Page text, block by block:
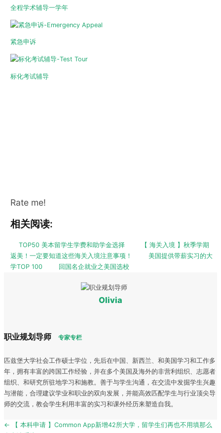
全程学术辅导一学年
紧急申诉
标化考试辅导
Rate me!
相关阅读:
TOP50 美本留学生学费和助学金选择
【 海关入境 】秋季学期
返美！一定要知道这些海关入境注意事项！
美国提供带薪实习的大
学TOP 100
回国名企就业之美国选校
Olivia
职业规划导师 专家专栏
匹兹堡大学社会工作硕士学位，先后在中国、新西兰、和美国学习和工作多
年，拥有丰富的跨国工作经验，并在多个美国及海外的非营利组织、志愿者
组织、和研究所驻地学习和施教。善于与学生沟通，在交流中发掘学生兴趣
与潜能，合理建议学业和职业的双向发展，并能高效匹配学生与行业顶尖导
师的交流，教会学生利用丰富的实习和课外经历来塑造自我。
Post
← 【 本科申请 】Common App新增42所大学，留学生们再也不用填那么